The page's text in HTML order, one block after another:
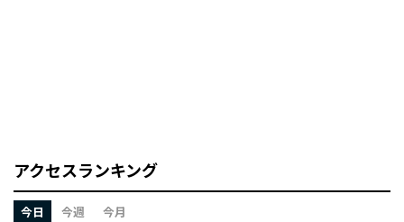
アクセスランキング
今日 今週 今月